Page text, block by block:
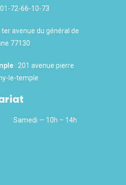
01-72-66-10-73
ter avenue du général de
77130
: 201 avenue pierre
le-temple
Samedi — 10h – 14h